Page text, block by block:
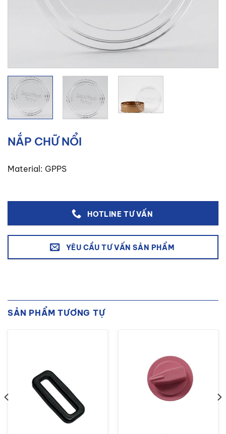
NẮP CHỮ NỔI
Material: GPPS
HOTLINE TƯ VẤN
YÊU CẦU TƯ VẤN SẢN PHẨM
SẢN PHẨM TƯƠNG TỰ